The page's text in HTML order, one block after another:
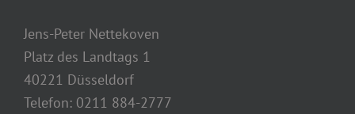
Jens-Peter Nettekoven
Platz des Landtags 1
40221 Düsseldorf
Telefon: 0211 884-2777